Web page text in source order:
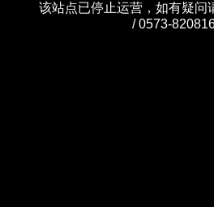
该站点已停止运营，如有疑问
/ 0573-